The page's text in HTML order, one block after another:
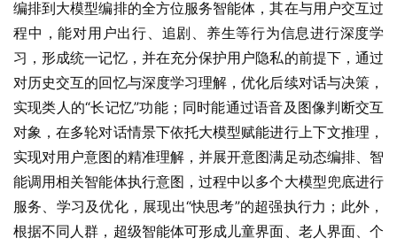
编排到大模型编排的全方位服务智能体，其在与用户交互过
程中，能对用户出行、追剧、养生等行为信息进行深度学
习，形成统一记忆，并在充分保护用户隐私的前提下，通过
对历史交互的回忆与深度学习理解，优化后续对话与决策，
实现类人的“长记忆”功能；同时能通过语音及图像判断交互
对象，在多轮对话情景下依托大模型赋能进行上下文推理，
实现对用户意图的精准理解，并展开意图满足动态编排、智
能调用相关智能体执行意图，过程中以多个大模型兜底进行
服务、学习及优化，展现出“快思考”的超强执行力；此外，
根据不同人群，超级智能体可形成儿童界面、老人界面、个